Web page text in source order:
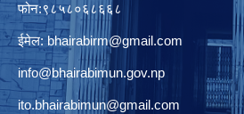
फोन:९८५८०६८६६८
ईमेल: bhairabirm@gmail.com
info@bhairabimun.gov.np
ito.bhairabimun@gmail.com